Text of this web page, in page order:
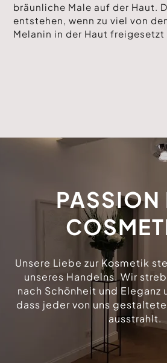
bräunliche Male auf der Haut.
entstehen, wenn zu viel von
Melanin in der Haut freigesetzt
PASSION
Unsere Liebe zur Kosmetik
unseres Handelns. Wir
nach Schönheit und Eleganz
dass jeder von uns
ausstrahlt.